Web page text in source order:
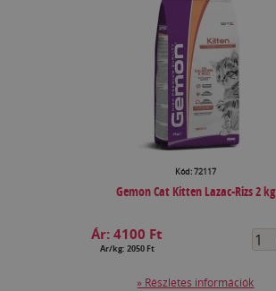
Kód: 72117
Gemon Cat Kitten Lazac-Rizs 2 kg
Ár:4100 Ft
Ár/kg: 2050 Ft
» Részletes információk